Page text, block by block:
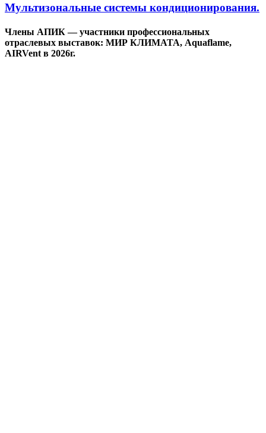
Мультизональные системы кондиционирования.
Члены АПИК — участники профессиональных
отраслевых выставок: МИР КЛИМАТА, Aquaflame,
AIRVent в 2026г.